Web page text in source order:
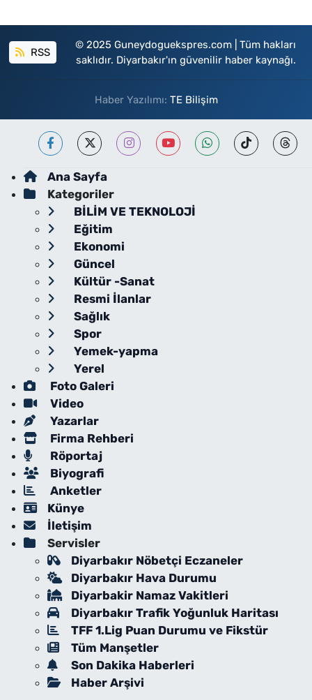
RSS
© 2025 Guneydoguekspres.com | Tüm hakları
saklıdır. Diyarbakır'ın güvenilir haber kaynağı.
Haber Yazılımı: TE Bilişim
Ana Sayfa
Kategoriler
BİLİM VE TEKNOLOJİ
Eğitim
Ekonomi
Güncel
Kültür -Sanat
Resmi İlanlar
Sağlık
Spor
Yemek-yapma
Yerel
Foto Galeri
Video
Yazarlar
Firma Rehberi
Röportaj
Biyografi
Anketler
Künye
İletişim
Servisler
Diyarbakır Nöbetçi Eczaneler
Diyarbakır Hava Durumu
Diyarbakir Namaz Vakitleri
Diyarbakır Trafik Yoğunluk Haritası
TFF 1.Lig Puan Durumu ve Fikstür
Tüm Manşetler
Son Dakika Haberleri
Haber Arşivi